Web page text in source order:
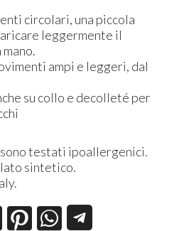
circolari, una piccola
leggermente il
ampi e leggeri, dal
su collo e decolleté per
testati ipoallergenici.
sintetico.